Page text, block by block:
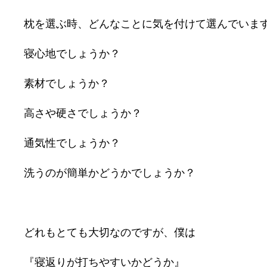
枕を選ぶ時、どんなことに気を付けて選んでいま
寝心地でしょうか？
素材でしょうか？
高さや硬さでしょうか？
通気性でしょうか？
洗うのが簡単かどうかでしょうか？
どれもとても大切なのですが、僕は
『寝返りが打ちやすいかどうか』